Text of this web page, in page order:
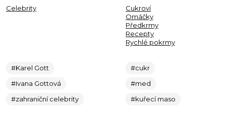
Celebrity
#Karel Gott
#Ivana Gottová
#zahraniční celebrity
Cukroví
Omáčky
Předkrmy
Recepty
Rychlé pokrmy
#cukr
#med
#kuřecí maso